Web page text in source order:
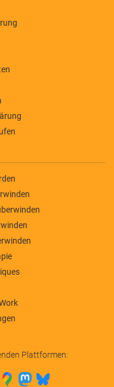
Plattformen: